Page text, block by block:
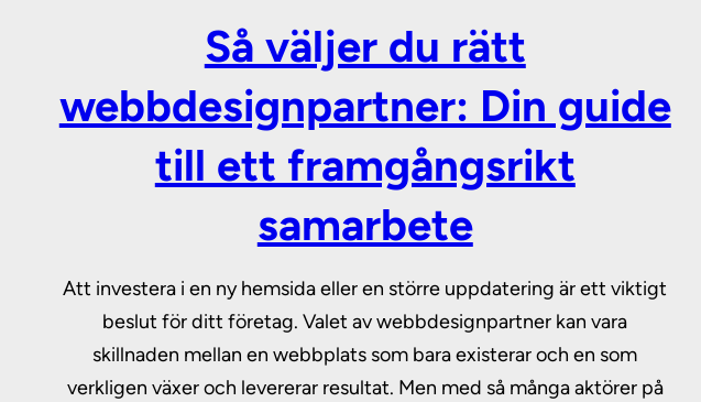
Så väljer du rätt
webbdesignpartner: Din guide
till ett framgångsrikt
samarbete
Att investera i en ny hemsida eller en större uppdatering är ett viktigt
beslut för ditt företag. Valet av webbdesignpartner kan vara
skillnaden mellan en webbplats som bara existerar och en som
verkligen växer och levererar resultat. Men med så många aktörer på